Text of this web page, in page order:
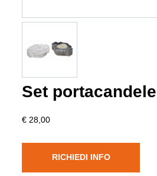
Set portacandele
€ 28,00
RICHIEDI INFO